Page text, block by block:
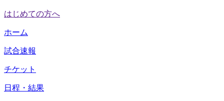
はじめての方へ
ホーム
試合速報
チケット
日程・結果